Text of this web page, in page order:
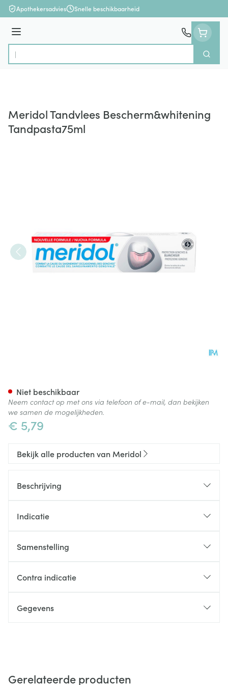
Ga naar de inhoud
Apothekersadvies Snelle beschikbaarheid
Menu
Product, merk, categorie...
Zoek
Meridol Tandvlees Bescherm&whitening
Tandpasta75ml
€ 5,79
Niet beschikbaar
Neem contact op met ons via telefoon of e-mail, dan bekijken
we samen de mogelijkheden.
Bekijk alle producten van Meridol
Beschrijving
Indicatie
Samenstelling
Contra indicatie
Gegevens
Gerelateerde producten